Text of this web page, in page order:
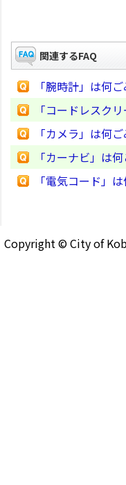
関連するFAQ
「腕時計」は何
「コードレスク
「カメラ」は何
「カーナビ」は
「電気コード」
Copyright © City of